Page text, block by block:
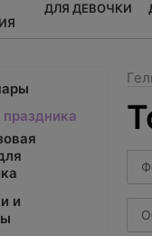
ДЛЯ ДЕВОЧКИ
и